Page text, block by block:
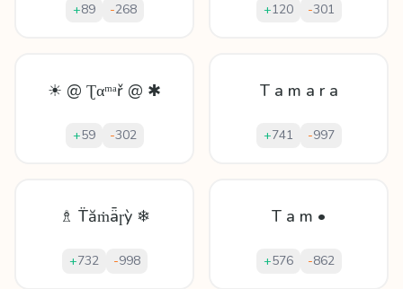
+89 -268 +120 -301
☀ @ Ʈαᵐᵃř @ ✱
+59 -302
T a m a r a
+741 -997
♗ T̈ăṁǟɼỳ ❄
+732 -998
T a m •
+576 -862